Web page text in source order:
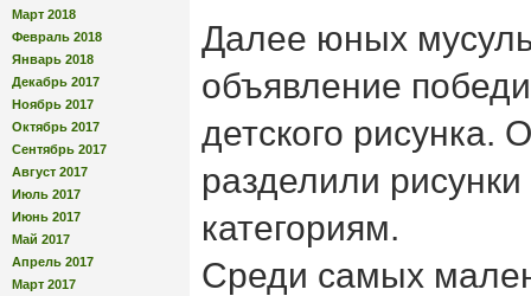
Март 2018
Февраль 2018
Январь 2018
Декабрь 2017
Ноябрь 2017
Октябрь 2017
Сентябрь 2017
Август 2017
Июль 2017
Июнь 2017
Май 2017
Апрель 2017
Март 2017
Далее юных
объявление
детского рисунка.
разделили
категориям.
Среди самых